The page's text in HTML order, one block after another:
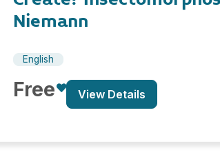
Niemann
English
Free View Details